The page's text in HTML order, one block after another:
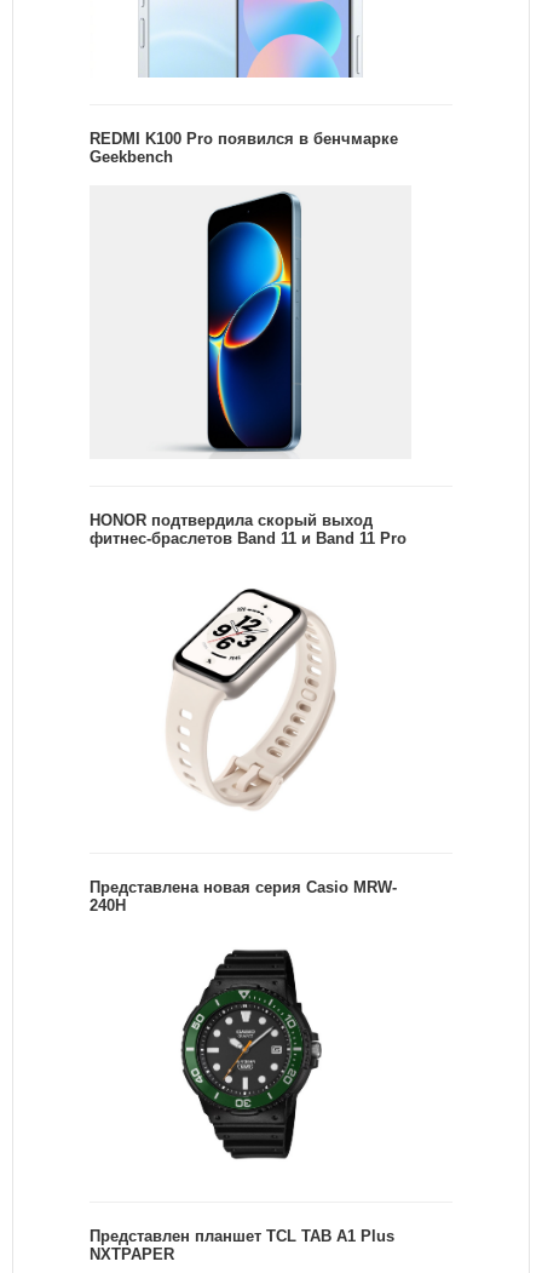
REDMI K100 Pro появился в бенчмарке
Geekbench
HONOR подтвердила скорый выход
фитнес-браслетов Band 11 и Band 11 Pro
Представлена новая серия Casio MRW-
240H
Представлен планшет TCL TAB A1 Plus
NXTPAPER